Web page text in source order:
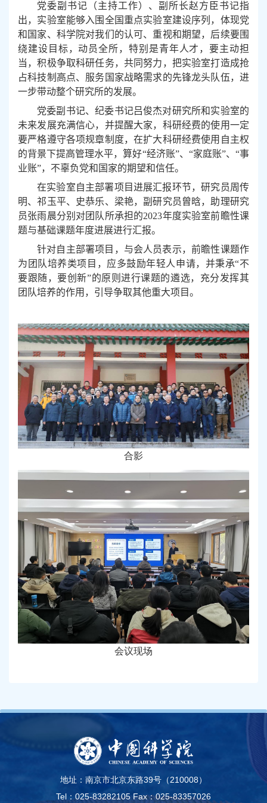
党委副书记（主持工作）、副所长赵方臣书记指
出，实验室能够入围全国重点实验室建设序列，体现党
和国家、科学院对我们的认可、重视和期望，后续要围
绕建设目标，动员全所，特别是青年人才，要主动担
当，积极争取科研任务，共同努力，把实验室打造成抢
占科技制高点、服务国家战略需求的先锋龙头队伍，进
一步带动整个研究所的发展。
党委副书记、纪委书记吕俊杰对研究所和实验室的
未来发展充满信心，并提醒大家，科研经费的使用一定
要严格遵守各项规章制度，在扩大科研经费使用自主权
的背景下提高管理水平，算好“经济账”、“家庭账”、“事
业账”，不辜负党和国家的期望和信任。
在实验室自主部署项目进展汇报环节，研究员周传
明、祁玉平、史恭乐、梁艳，副研究员曾晗，助理研究
员张雨晨分别对团队所承担的2023年度实验室前瞻性课
题与基础课题年度进展进行汇报。
针对自主部署项目，与会人员表示，前瞻性课题作
为团队培养类项目，应多鼓励年轻人申请，并秉承“不
要跟随，要创新”的原则进行课题的遴选，充分发挥其
团队培养的作用，引导争取其他重大项目。
合影
会议现场
地址：南京市北京东路39号（210008）
Tel：025-83282105 Fax：025-83357026